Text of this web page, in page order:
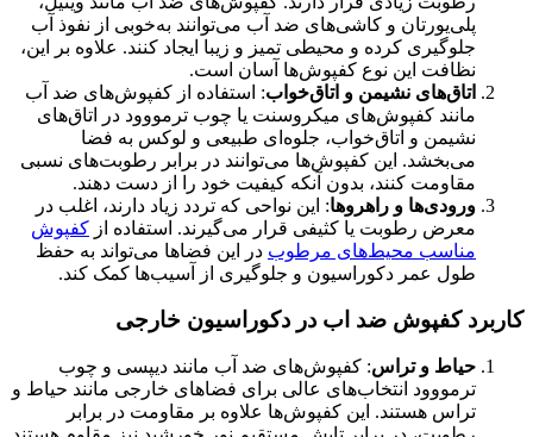
پلی‌یورتان و کاشی‌های ضد آب می‌توانند به‌خوبی از نفوذ آب
جلوگیری کرده و محیطی تمیز و زیبا ایجاد کنند. علاوه بر این،
نظافت این نوع کفپوش‌ها آسان است.
اتاق‌های نشیمن و اتاق‌خواب: استفاده از کفپوش‌های ضد آب
مانند کفپوش‌های میکروسنت یا چوب ترمووود در اتاق‌های
نشیمن و اتاق‌خواب، جلوه‌ای طبیعی و لوکس به فضا
می‌بخشد. این کفپوش‌ها می‌توانند در برابر رطوبت‌های نسبی
مقاومت کنند، بدون آنکه کیفیت خود را از دست دهند.
ورودی‌ها و راهروها: این نواحی که تردد زیاد دارند، اغلب در
معرض رطوبت یا کثیفی قرار می‌گیرند. استفاده از کفپوش‌
مناسب محیط‌های مرطوب در این فضاها می‌تواند به حفظ
طول عمر دکوراسیون و جلوگیری از آسیب‌ها کمک کند.
کاربرد کفپوش ضد اب در دکوراسیون خارجی
حیاط و تراس: کفپوش‌های ضد آب مانند دیپسی و چوب
ترمووود انتخاب‌های عالی برای فضاهای خارجی مانند حیاط و
تراس هستند. این کفپوش‌ها علاوه بر مقاومت در برابر